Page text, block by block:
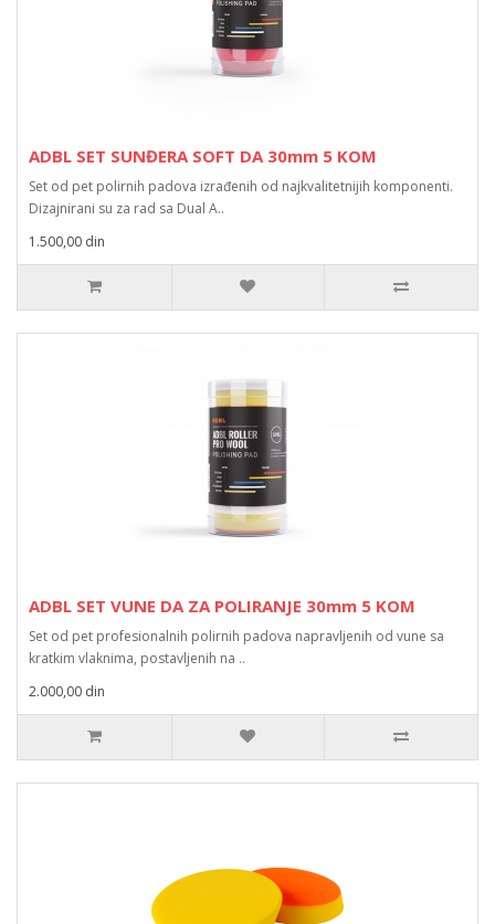
ADBL SET SUNĐERA SOFT DA 30mm 5 KOM
Set od pet polirnih padova izrađenih od najkvalitetnijih komponenti.
Dizajnirani su za rad sa Dual A..
1.500,00 din
ADBL SET VUNE DA ZA POLIRANJE 30mm 5 KOM
Set od pet profesionalnih polirnih padova napravljenih od vune sa
kratkim vlaknima, postavljenih na ..
2.000,00 din